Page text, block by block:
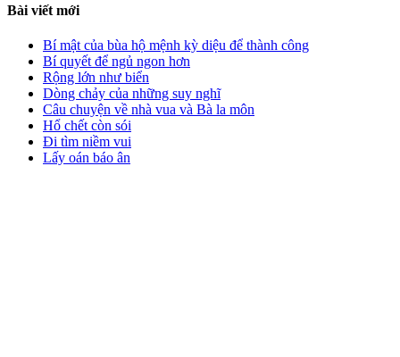
Bài viết mới
Bí mật của bùa hộ mệnh kỳ diệu để thành công
Bí quyết để ngủ ngon hơn
Rộng lớn như biển
Dòng chảy của những suy nghĩ
Câu chuyện về nhà vua và Bà la môn
Hổ chết còn sói
Đi tìm niềm vui
Lấy oán báo ân